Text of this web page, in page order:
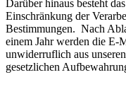
Darüber hinaus besteht
Einschränkung der
Bestimmungen. Nach
einem Jahr werden die E-
unwiderruflich aus
gesetzlichen